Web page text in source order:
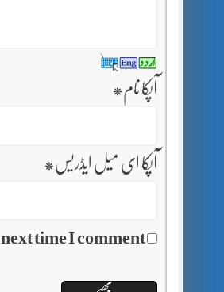
آپکا نام *
آپکا ای میل ایڈریس *
time I comment.